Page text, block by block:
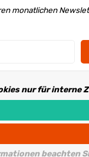
monatlichen
nur für interne
beachten